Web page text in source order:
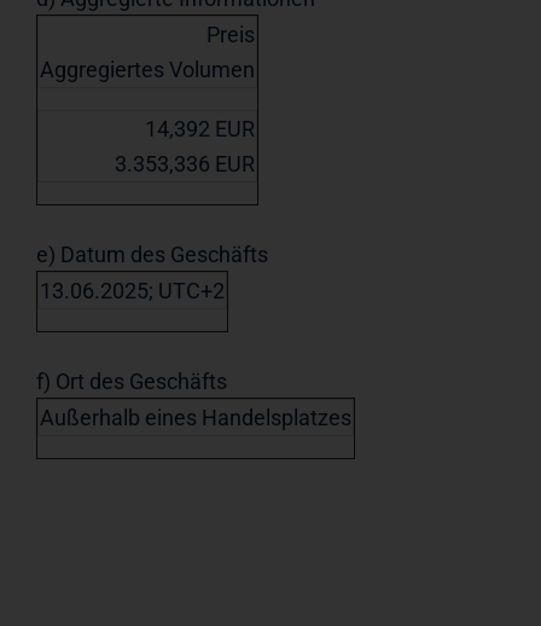
Preis
Aggregiertes Volumen
14,392 EUR
3.353,336 EUR
e) Datum des Geschäfts
13.06.2025; UTC+2
f) Ort des Geschäfts
Außerhalb eines Handelsplatzes